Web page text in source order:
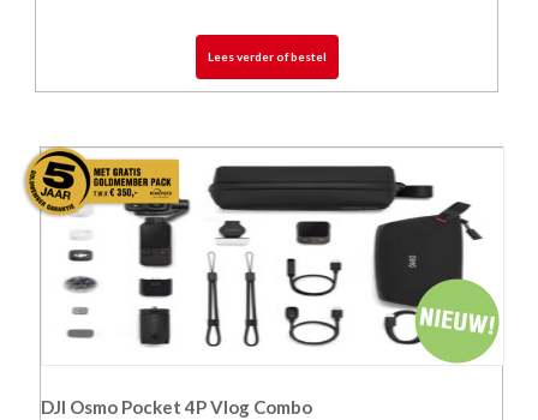
Lees verder of bestel
DJI Osmo Pocket 4P Vlog Combo